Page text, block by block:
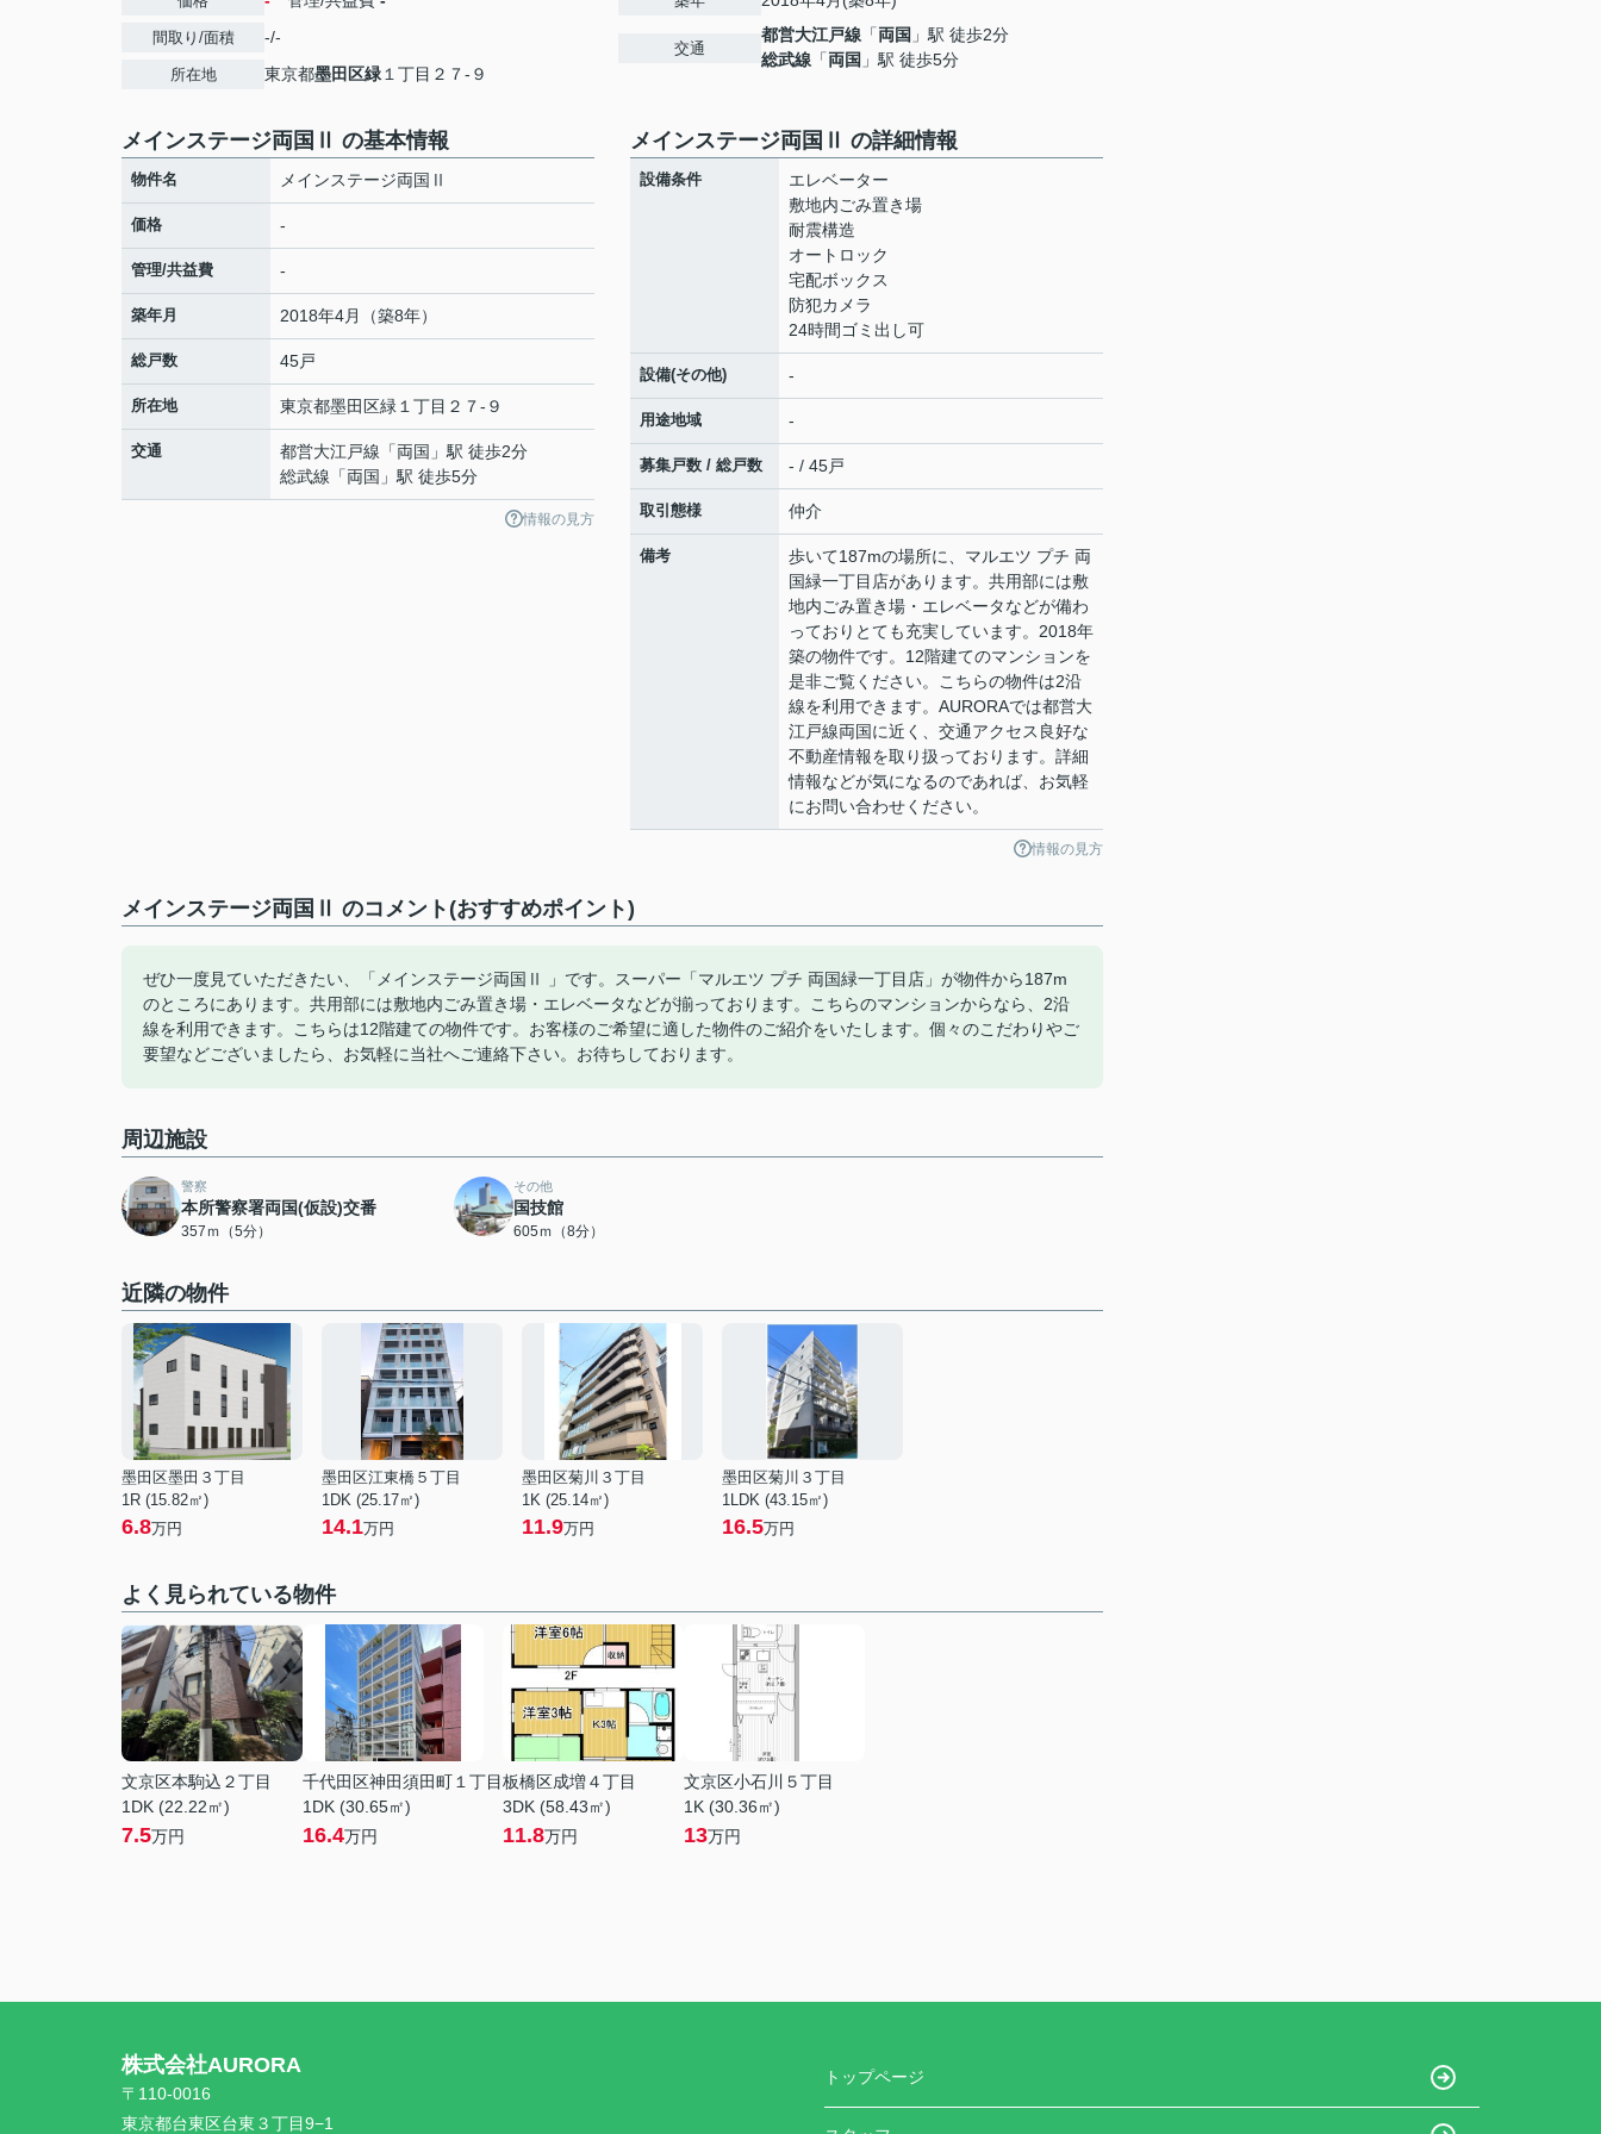
間取り/面積 -/-
所在地 東京都墨田区緑 １丁目２７-９
交通
都営大江戸線 「両国 」駅 徒歩2分
総武線 「両国 」駅 徒歩5分
メインステージ両国Ⅱ の基本情報
物件名 メインステージ両国Ⅱ
価格 -
管理/共益費 -
築年月 2018年4月（築8年）
総戸数 45戸
所在地 東京都墨田区緑 １丁目２７-９
交通 都営大江戸線 「両国 」駅 徒歩2分
総武線 「両国 」駅 徒歩5分
情報の見方
メインステージ両国Ⅱ の詳細情報
設備条件
エレベーター
敷地内ごみ置き場
耐震構造
オートロック
宅配ボックス
防犯カメラ
24時間ゴミ出し可
設備(その他) -
用途地域 -
募集戸数 / 総戸数 - / 45戸
取引態様 仲介
備考
歩いて187mの場所に、マルエツ プチ 両
国緑一丁目店があります。共用部には敷
地内ごみ置き場・エレベータなどが備わ
っておりとても充実しています。2018年
築の物件です。12階建てのマンションを
是非ご覧ください。こちらの物件は2沿
線を利用できます。AURORAでは都営大
江戸線両国に近く、交通アクセス良好な
不動産情報を取り扱っております。詳細
情報などが気になるのであれば、お気軽
にお問い合わせください。
情報の見方
メインステージ両国Ⅱ のコメント(おすすめポイント)
ぜひ一度見ていただきたい、「メインステージ両国Ⅱ 」です。スーパー「マルエツ プチ 両国緑一丁目店」が物件から187m
のところにあります。共用部には敷地内ごみ置き場・エレベータなどが揃っております。こちらのマンションからなら、2沿
線を利用できます。こちらは12階建ての物件です。お客様のご希望に適した物件のご紹介をいたします。個々のこだわりやご
要望などございましたら、お気軽に当社へご連絡下さい。お待ちしております。
周辺施設
警察
本所警察署両国(仮設)交番
357ｍ（5分）
その他
国技館
605ｍ（8分）
近隣の物件
墨田区墨田３丁目
1R (15.82㎡)
6.8万円
墨田区江東橋５丁目
1DK (25.17㎡)
14.1万円
墨田区菊川３丁目
1K (25.14㎡)
11.9万円
墨田区菊川３丁目
1LDK (43.15㎡)
16.5万円
よく見られている物件
文京区本駒込２丁目
1DK (22.22㎡)
7.5万円
千代田区神田須田町１丁目
1DK (30.65㎡)
16.4万円
板橋区成増４丁目
3DK (58.43㎡)
11.8万円
文京区小石川５丁目
1K (30.36㎡)
13万円
株式会社AURORA
〒110-0016
東京都台東区台東３丁目9−1
トップページ